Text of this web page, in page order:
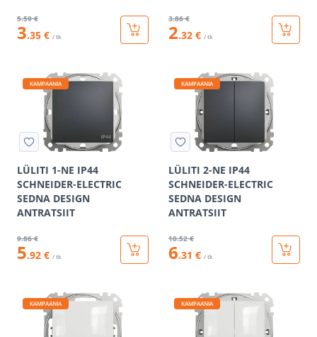
5.59 €
3.35 € / tk
3.86 €
2.32 € / tk
KAMPAANIA
LÜLITI 1-NE IP44
SCHNEIDER-ELECTRIC
SEDNA DESIGN
ANTRATSIIT
9.86 €
5.92 € / tk
KAMPAANIA
LÜLITI 2-NE IP44
SCHNEIDER-ELECTRIC
SEDNA DESIGN
ANTRATSIIT
10.52 €
6.31 € / tk
KAMPAANIA KAMPAANIA